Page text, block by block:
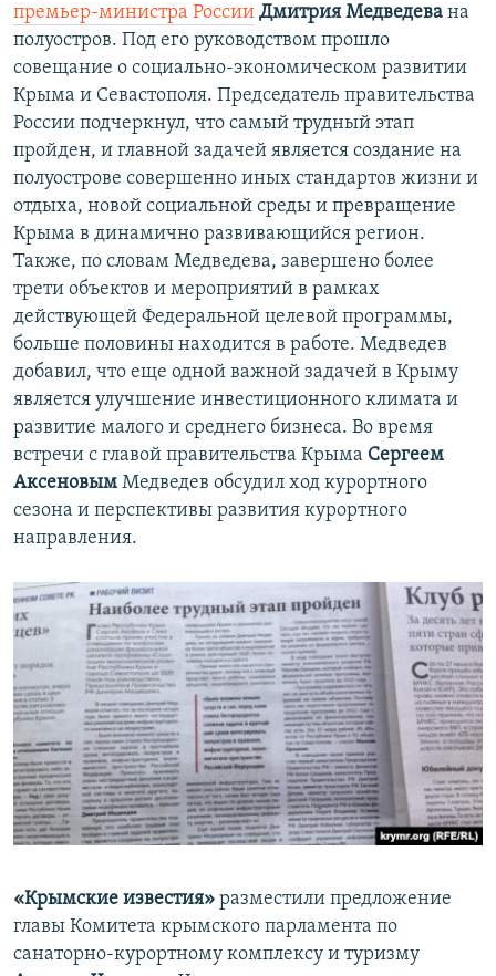
премьер-министра России Дмитрия Медведева на
полуостров. Под его руководством прошло
совещание о социально-экономическом развитии
Крыма и Севастополя. Председатель правительства
России подчеркнул, что самый трудный этап
пройден, и главной задачей является создание на
полуострове совершенно иных стандартов жизни и
отдыха, новой социальной среды и превращение
Крыма в динамично развивающийся регион.
Также, по словам Медведева, завершено более
трети объектов и мероприятий в рамках
действующей Федеральной целевой программы,
больше половины находится в работе. Медведев
добавил, что еще одной важной задачей в Крыму
является улучшение инвестиционного климата и
развитие малого и среднего бизнеса. Во время
встречи с главой правительства Крыма Сергеем
Аксеновым Медведев обсудил ход курортного
сезона и перспективы развития курортного
направления.
«Крымские известия» разместили предложение
главы Комитета крымского парламента по
санаторно-курортному комплексу и туризму